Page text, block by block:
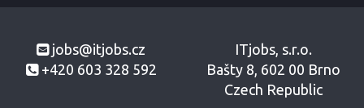
jobs@itjobs.cz
+420 603 328 592
ITjobs, s.r.o.
Bašty 8, 602 00 Brno
Czech Republic